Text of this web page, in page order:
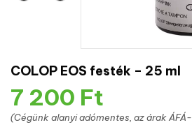
COLOP EOS festék – 25 ml
7 200 Ft
(Cégünk alanyi adómentes, az árak